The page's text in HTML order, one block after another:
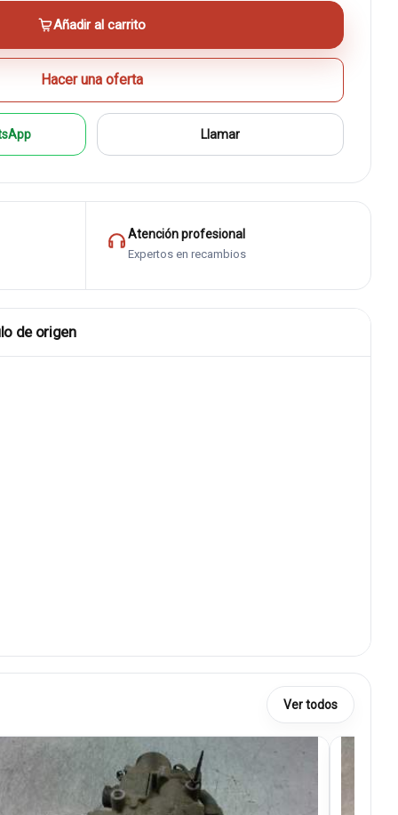
Añadir al carrito
Hacer una oferta
Llamar
Atención profesional
Expertos en recambios
de origen
Ver todos